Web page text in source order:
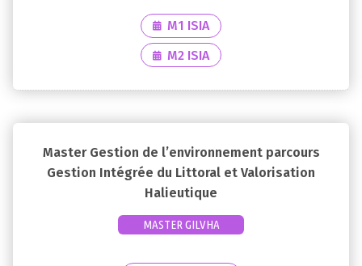
M1 ISIA
M2 ISIA
Master Gestion de l’environnement parcours
Gestion Intégrée du Littoral et Valorisation
Halieutique
MASTER GILVHA